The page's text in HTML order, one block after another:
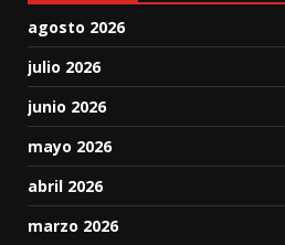
agosto 2026
julio 2026
junio 2026
mayo 2026
abril 2026
marzo 2026